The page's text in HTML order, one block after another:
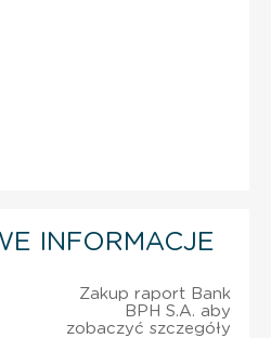
INFORMACJE
Zakup raport Bank
BPH S.A. aby
zobaczyć szczegóły